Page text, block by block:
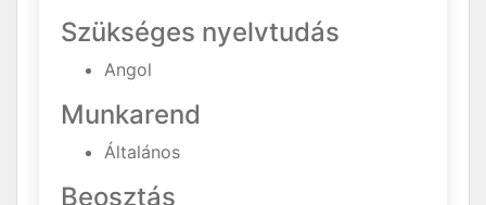
Szükséges nyelvtudás
Angol
Munkarend
Általános
Beosztás